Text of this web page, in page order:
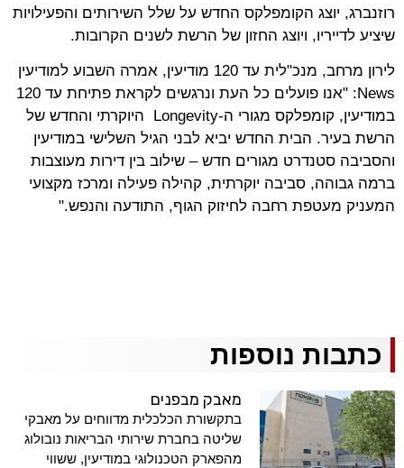
רוזנברג, יוצג הקומפלקס החדש על שלל השירותים והפעילויות
שיציע לדייריו, ויוצג החזון של הרשת לשנים הקרובות.
לירון מרחב, מנכ"לית עד 120 מודיעין, אמרה השבוע למודיעין
News: "אנו פועלים כל העת ונרגשים לקראת פתיחת עד 120
במודיעין, קומפלקס מגורי ה-Longevity היוקרתי והחדש של
הרשת בעיר. הבית החדש יביא לבני הגיל השלישי במודיעין
והסביבה סטנדרט מגורים חדש – שילוב בין דירות מעוצבות
ברמה גבוהה, סביבה יוקרתית, קהילה פעילה ומרכז מקצועי
המעניק מעטפת רחבה לחיזוק הגוף, התודעה והנפש."
כתבות נוספות
מאבק מבפנים
בתקשורת הכלכלית מדווחים על מאבקי
שליטה בחברת שירותי הבריאות נובולוג
מהפארק הטכנולוגי במודיעין, ששווי